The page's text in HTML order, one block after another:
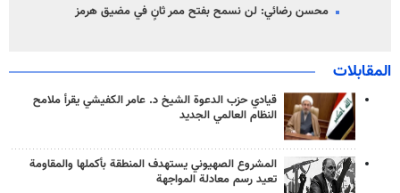
محسن رضائي: لن نسمح بفتح ممر ثانٍ في مضيق هرمز
المقابلات
قيادي حزب الدعوة الشيخ د. عامر الكفيشي يقرأ ملامح
النظام العالمي الجديد
المشروع الصهيوني يستهدف المنطقة بأكملها والمقاومة
تعيد رسم معادلة المواجهة